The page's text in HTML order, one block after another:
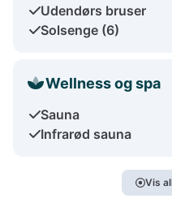
Udendørs bruser
Solsenge (6)
Wellness og spa
Sauna
Infrarød sauna
Vis